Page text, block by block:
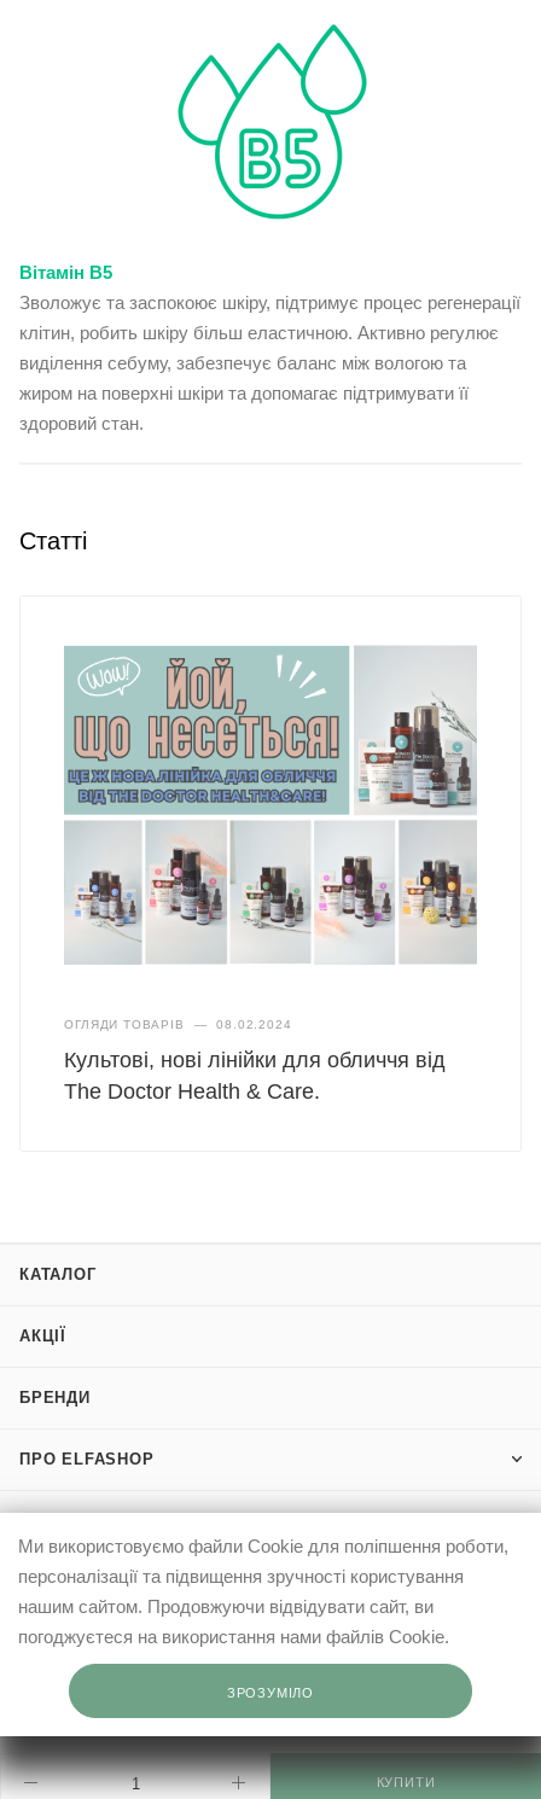
КУПИТИ
Вітамін B5
Зволожує та заспокоює шкіру, підтримує процес регенерації
клітин, робить шкіру більш еластичною. Активно регулює
виділення себуму, забезпечує баланс між вологою та
жиром на поверхні шкіри та допомагає підтримувати її
здоровий стан.
Статті
ОГЛЯДИ ТОВАРІВ — 08.02.2024
Культові, нові лінійки для обличчя від
The Doctor Health & Care.
КАТАЛОГ
АКЦІЇ
БРЕНДИ
ПРО ELFASHOP
КЛІЄНТАМ
info@elfashop.ua
03148, місто Київ, вул. Івана Дзюби, 9
Ми використовуємо файли Cookie для поліпшення роботи,
персоналізації та підвищення зручності користування
нашим сайтом. Продовжуючи відвідувати сайт, ви
погоджуєтеся на використання нами файлів Cookie.
ЗРОЗУМІЛО